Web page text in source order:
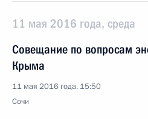
11 мая 2016 года, среда
Совещание по вопросам
Крыма
11 мая 2016 года, 15:50
Сочи